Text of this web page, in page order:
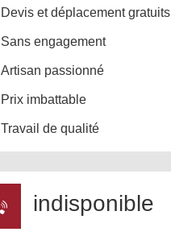
Devis et déplacement gratuits
Sans engagement
Artisan passionné
Prix imbattable
Travail de qualité
indisponible